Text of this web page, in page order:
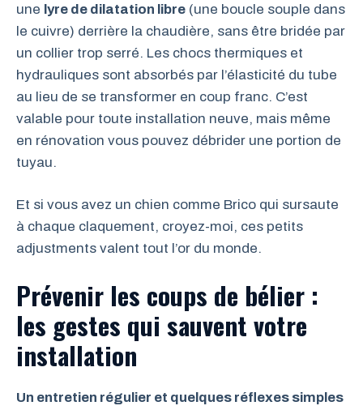
une lyre de dilatation libre (une boucle souple dans
le cuivre) derrière la chaudière, sans être bridée par
un collier trop serré. Les chocs thermiques et
hydrauliques sont absorbés par l’élasticité du tube
au lieu de se transformer en coup franc. C’est
valable pour toute installation neuve, mais même
en rénovation vous pouvez débrider une portion de
tuyau.
Et si vous avez un chien comme Brico qui sursaute
à chaque claquement, croyez-moi, ces petits
adjustments valent tout l’or du monde.
Prévenir les coups de bélier :
les gestes qui sauvent votre
installation
Un entretien régulier et quelques réflexes simples